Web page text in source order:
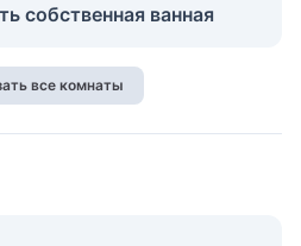
собственная ванная
все комнаты